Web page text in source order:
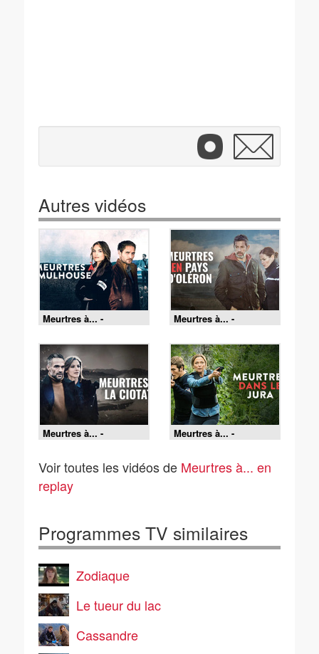
Autres vidéos
Meurtres à... -
19/07/2026
Meurtres à... -
18/07/2026
Meurtres à... -
11/07/2026
Meurtres à... -
07/07/2026
Voir toutes les vidéos de Meurtres à... en
replay
Programmes TV similaires
Zodiaque
Le tueur du lac
Cassandre